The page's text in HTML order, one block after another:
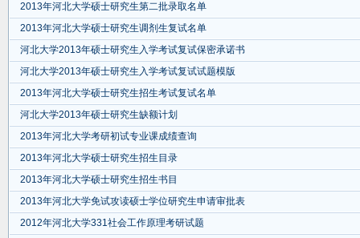
2013年河北大学硕士研究生第二批录取名单
2013年河北大学硕士研究生调剂生复试名单
河北大学2013年硕士研究生入学考试复试保密承诺书
河北大学2013年硕士研究生入学考试复试试题模版
2013年河北大学硕士研究生招生考试复试名单
河北大学2013年硕士研究生缺额计划
2013年河北大学考研初试专业课成绩查询
2013年河北大学硕士研究生招生目录
2013年河北大学硕士研究生招生书目
2013年河北大学免试攻读硕士学位研究生申请审批表
2012年河北大学331社会工作原理考研试题